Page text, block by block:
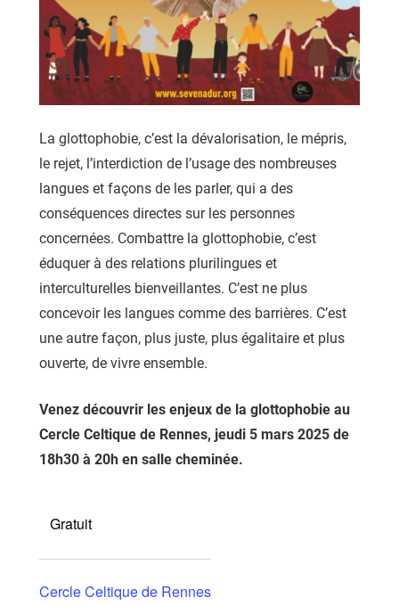
La glottophobie, c’est la dévalorisation, le mépris,
le rejet, l’interdiction de l’usage des nombreuses
langues et façons de les parler, qui a des
conséquences directes sur les personnes
concernées. Combattre la glottophobie, c’est
éduquer à des relations plurilingues et
interculturelles bienveillantes. C’est ne plus
concevoir les langues comme des barrières. C’est
une autre façon, plus juste, plus égalitaire et plus
ouverte, de vivre ensemble.
Venez découvrir les enjeux de la glottophobie au
Cercle Celtique de Rennes, jeudi 5 mars 2025 de
18h30 à 20h en salle cheminée.
Gratuit
Cercle Celtique de Rennes